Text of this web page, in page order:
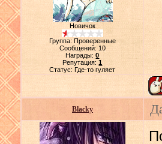
Новичок
Группа: Проверенные
Сообщений: 10
Награды:0
Репутация:1
Статус:Где-то гуляет
Blacky